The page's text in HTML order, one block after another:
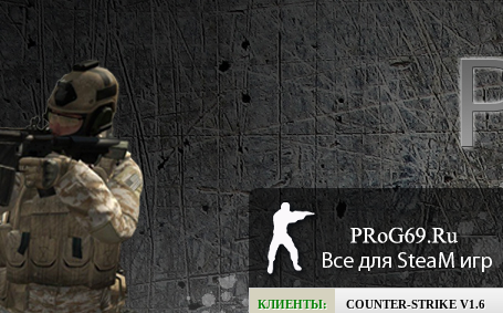
КЛИЕНТЫ: COUNTER-STRIKE V1.6